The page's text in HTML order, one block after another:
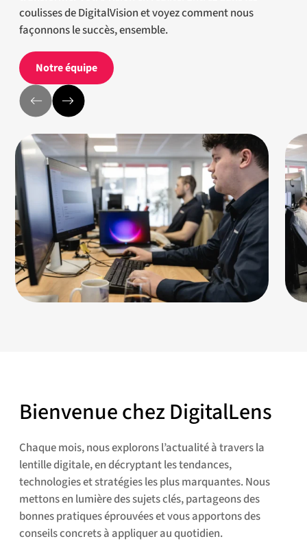
coulisses de DigitalVision et voyez comment nous
façonnons le succès, ensemble.
Notre équipe
Bienvenue chez DigitalLens
Chaque mois, nous explorons l’actualité à travers la
lentille digitale, en décryptant les tendances,
technologies et stratégies les plus marquantes. Nous
mettons en lumière des sujets clés, partageons des
bonnes pratiques éprouvées et vous apportons des
conseils concrets à appliquer au quotidien.